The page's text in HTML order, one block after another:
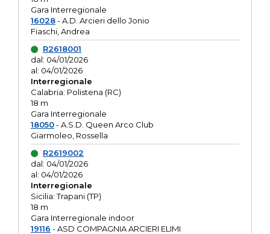
Gara Interregionale
16028- A.D. Arcieri dello Jonio
Fiaschi, Andrea
R2618001
dal: 04/01/2026
al: 04/01/2026
Interregionale
Calabria: Polistena (RC)
18 m
Gara Interregionale
18050- A.S.D. Queen Arco Club
Giarmoleo, Rossella
R2619002
dal: 04/01/2026
al: 04/01/2026
Interregionale
Sicilia: Trapani (TP)
18 m
Gara Interregionale indoor
19116 - ASD COMPAGNIA ARCIERI ELIMI